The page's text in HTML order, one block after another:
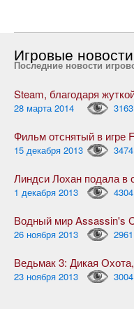
Игровые новости
Последние новости
28 марта 2014 3163
Фильм отснятый в игре
15 декабря 2013 3474
Линдси Лохан подала в
1 декабря 2013 4304
Водный мир Assassin's
26 ноября 2013 2961
23 ноября 2013 3004